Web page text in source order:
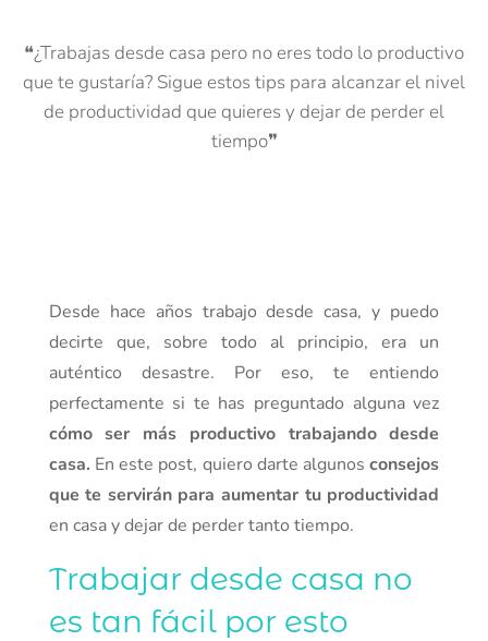
❝¿Trabajas desde casa pero no eres todo lo productivo
que te gustaría? Sigue estos tips para alcanzar el nivel
de productividad que quieres y dejar de perder el
tiempo❞
Desde hace años trabajo desde casa, y puedo
decirte que, sobre todo al principio, era un
auténtico desastre. Por eso, te entiendo
perfectamente si te has preguntado alguna vez
cómo ser más productivo trabajando desde
casa. En este post, quiero darte algunosconsejos
que te servirán para aumentar tu productividad
en casa y dejar de perder tanto tiempo.
Trabajar desde casa no
es tan fácil por esto